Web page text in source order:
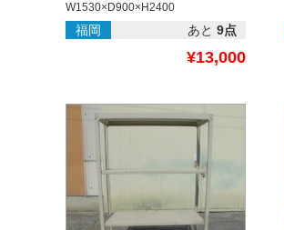
W1530×D900×H2400
福岡 あと 9点
¥13,000